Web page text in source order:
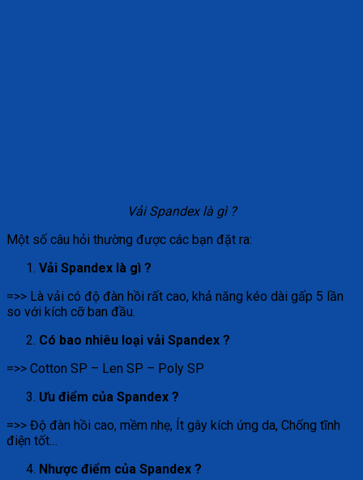
Vải Spandex là gì ?
Một số câu hỏi thường được các bạn đặt ra:
Vải Spandex là gì ?
=>> Là vải có độ đàn hồi rất cao, khả năng kéo dài gấp 5 lần
so với kích cỡ ban đầu.
Có bao nhiêu loại vải Spandex ?
=>> Cotton SP – Len SP – Poly SP
Ưu điểm của Spandex ?
=>> Độ đàn hồi cao, mềm nhẹ, Ít gây kích ứng da, Chống tĩnh
điện tốt…
Nhược điểm của Spandex ?